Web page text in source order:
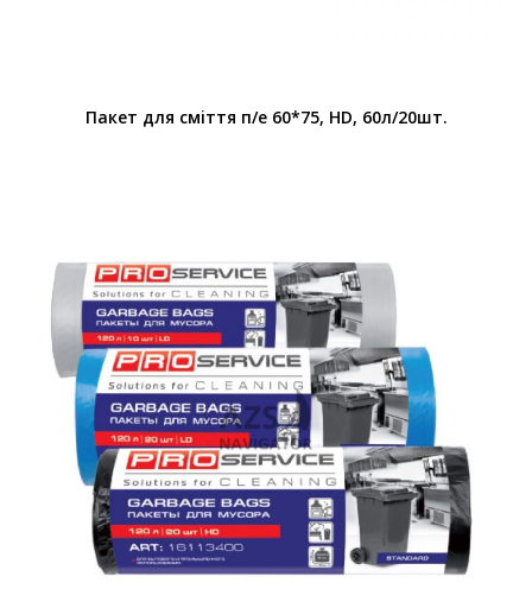
Пакет для смiття п/е 60*75, HD, 60л/20шт.